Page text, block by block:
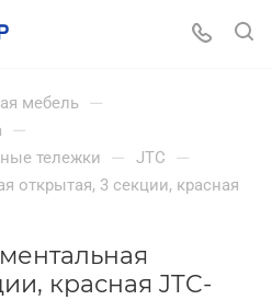
мебель —
—
тележки — JTC —
открытая, 3 секции, красная
красная JTC-